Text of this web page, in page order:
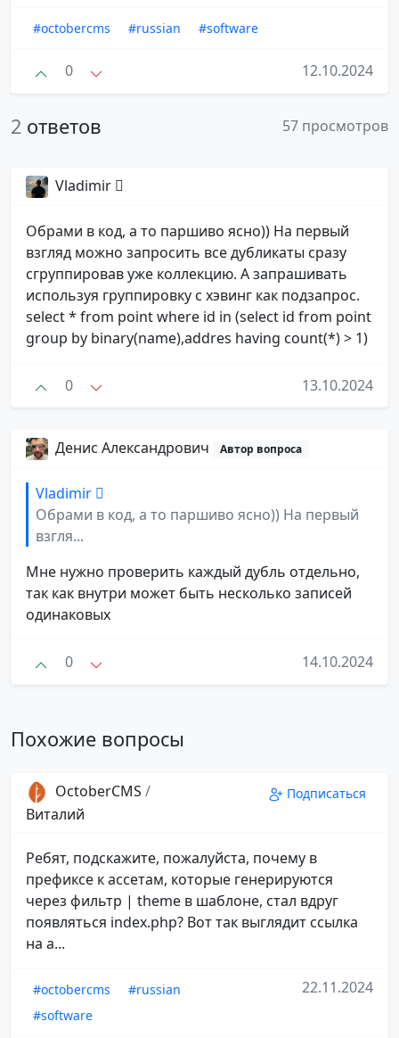
#octobercms #russian #software
0 12.10.2024
2 ответов 57 просмотров
Vladimir 
Обрами в код, а то паршиво ясно)) На первый
взгляд можно запросить все дубликаты сразу
сгруппировав уже коллекцию. А запрашивать
используя группировку с хэвинг как подзапрос.
select * from point where id in (select id from point
group by binary(name),addres having count(*) > 1)
0 13.10.2024
Денис Александрович Автор вопроса
Vladimir 
Обрами в код, а то паршиво ясно)) На первый
взгля...
Мне нужно проверить каждый дубль отдельно,
так как внутри может быть несколько записей
одинаковых
0 14.10.2024
Похожие вопросы
OctoberCMS /
Виталий
Подписаться
Ребят, подскажите, пожалуйста, почему в
префиксе к ассетам, которые генерируются
через фильтр | theme в шаблоне, стал вдруг
появляться index.php? Вот так выглядит ссылка
на а...
#octobercms
#russian
#software
22.11.2024